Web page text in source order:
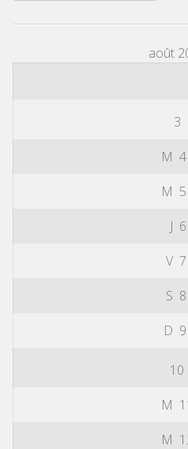
articles
août
3
M 4
M 5
J 6
V 7
S 8
D 9
10
M
M